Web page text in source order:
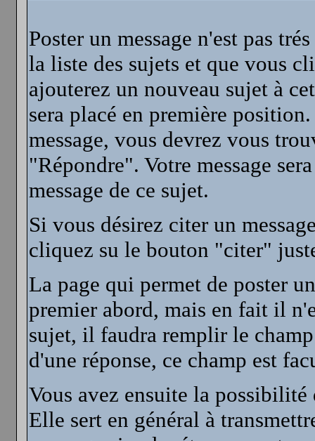
Poster un message n'est pas
la liste des sujets et que vous
ajouterez un nouveau sujet à
sera placé en première
message, vous devrez vous
"Répondre". Votre message
message de ce sujet.
Si vous désirez citer un
cliquez su le bouton "citer"
La page qui permet de poster
premier abord, mais en fait il
sujet, il faudra remplir le
d'une réponse, ce champ est
Vous avez ensuite la possibilité
Elle sert en général à